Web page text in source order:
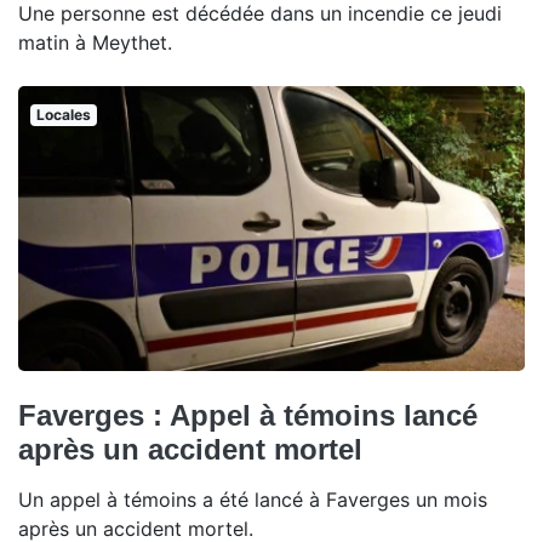
Une personne est décédée dans un incendie ce jeudi
matin à Meythet.
Locales
Faverges : Appel à témoins lancé
après un accident mortel
Un appel à témoins a été lancé à Faverges un mois
après un accident mortel.